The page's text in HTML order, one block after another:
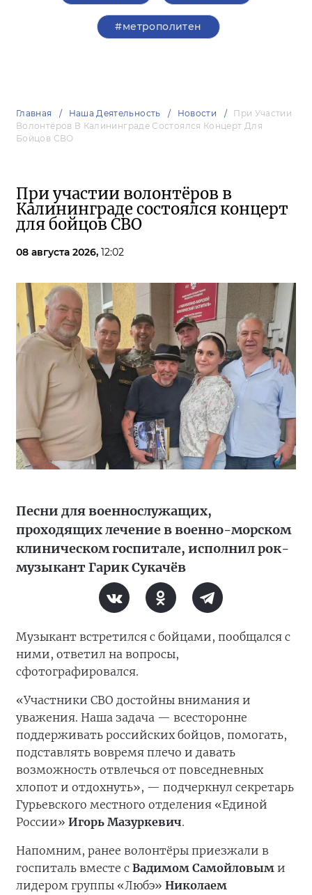
#метрополитен
Главная Наша Деятельность Новости
При Участии
Волонтёров В Калининграде Состоялся Концерт Для
Бойцов СВО
При участии волонтёров в
Калининграде состоялся концерт
для бойцов СВО
08 августа 2026, 12:02
Песни для военнослужащих,
проходящих лечение в военно-морском
клиническом госпитале, исполнил рок-
музыкант Гарик Сукачёв
Музыкант встретился с бойцами, пообщался с
ними, ответил на вопросы,
сфотографировался.
«Участники СВО достойны внимания и
уважения. Наша задача — всесторонне
поддерживать российских бойцов, помогать,
подставлять вовремя плечо и давать
возможность отвлечься от повседневных
хлопот и отдохнуть», — подчеркнул секретарь
Гурьевского местного отделения «Единой
России» Игорь Мазуркевич.
Напомним, ранее волонтёры приезжали в
госпиталь вместе с Вадимом Самойловым и
лидером группы «Любэ» Николаем